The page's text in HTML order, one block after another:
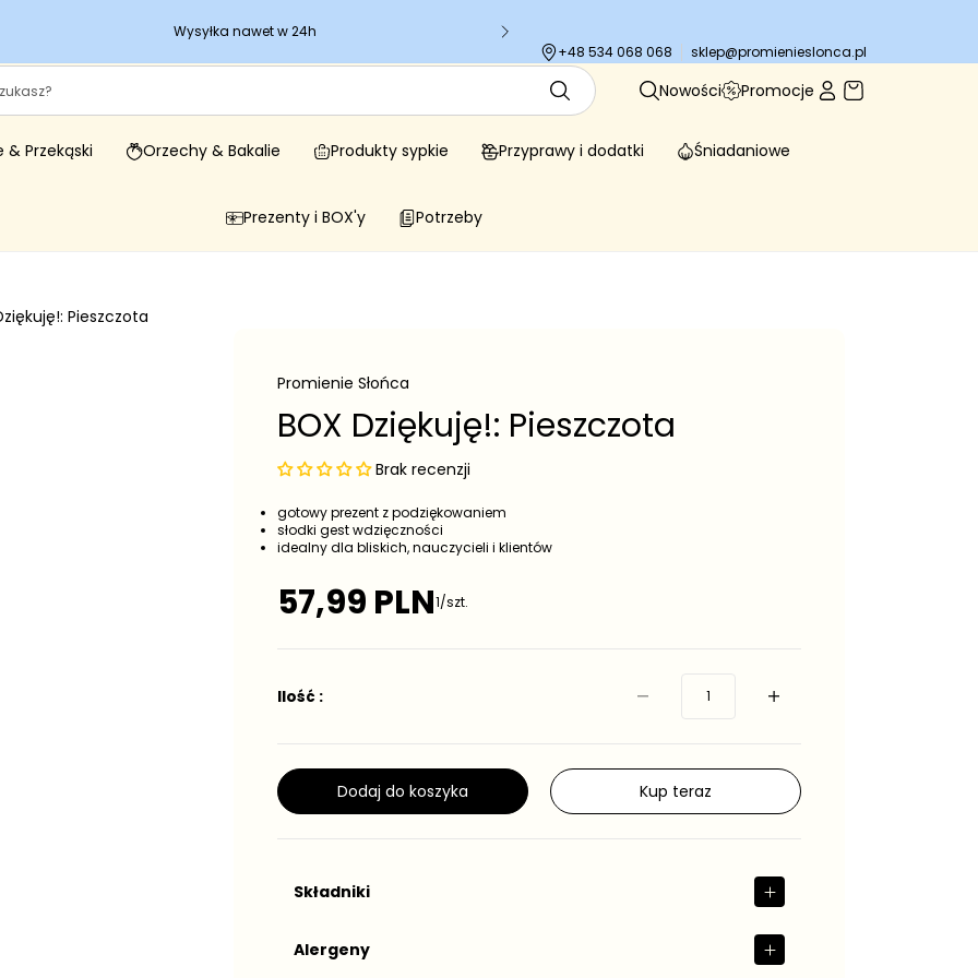
Wysyłka nawet w 24h
+48 534 068 068
sklep@promienieslonca.pl
Nowości Promocje
& Przekąski Orzechy & Bakalie Produkty sypkie Przyprawy i dodatki Śniadaniowe
Prezenty i BOX'y Potrzeby
Pieszczota
Promienie Słońca
BOX Dziękuję!: Pieszczota
Brak recenzji
gotowy prezent z podziękowaniem
słodki gest wdzięczności
idealny dla bliskich, nauczycieli i klientów
C
n
r
l
a
n
57,99 PLN1/szt.
Ilość :
Dodaj do koszyka Kup teraz
Składniki
Alergeny